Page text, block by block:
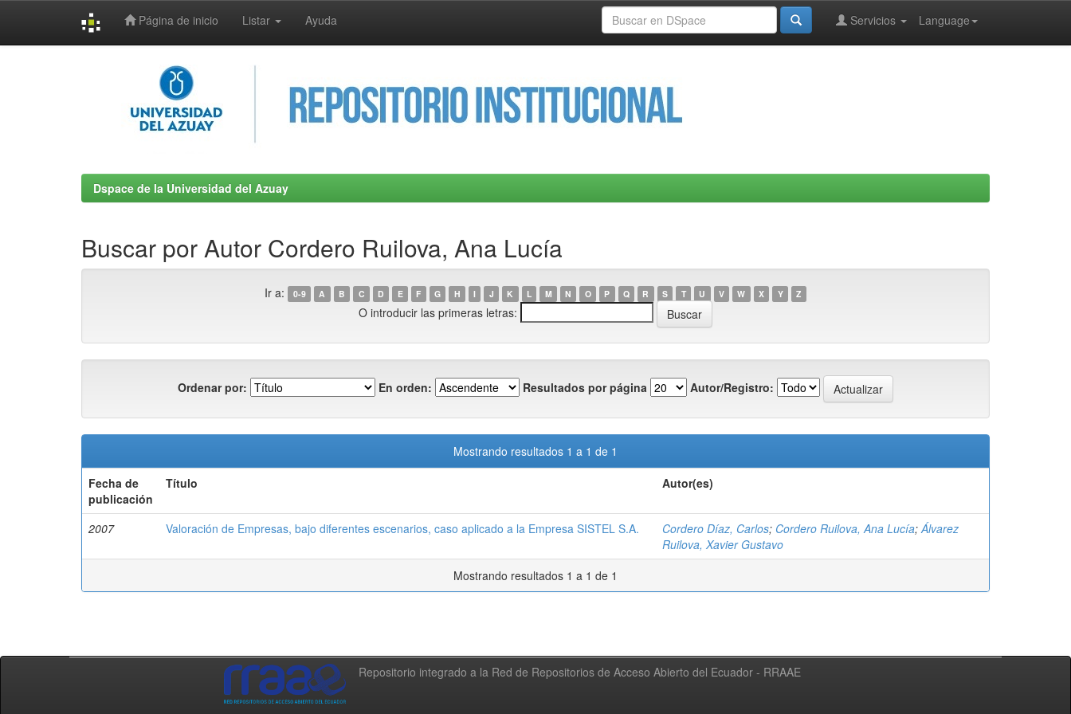
Página de inicio Listar Ayuda Language
Servicios
Dspace de la Universidad del Azuay
Buscar por Autor Cordero Ruilova, Ana Lucía
Ir a: 0-9 A B C D E F G H I J K L M N O P Q R S T U V W X Y Z
O introducir las primeras letras:
Ordenar por: En orden: Resultados por página Autor/Registro:
Mostrando resultados 1 a 1 de 1
Fecha de
publicación
Título Autor(es)
2007 Valoración de Empresas, bajo diferentes escenarios, caso aplicado a la Empresa SISTEL S.A. Cordero Díaz, Carlos; Cordero Ruilova, Ana Lucía;Álvarez
Ruilova, Xavier Gustavo
Mostrando resultados 1 a 1 de 1
Repositorio integrado a la Red de Repositorios de Acceso Abierto del Ecuador - RRAAE